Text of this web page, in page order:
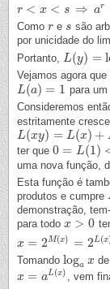
r < x < s ⇒ ar
r< x< s⇒a <a x<a s⇒
Como r
r e s
s são
por unicidade do
Portanto,
L(y) =
L(y)= loga
Vejamos agora
L(a) = 1
L(a)= 1 para
Consideremos
estritamente
L(xy) = L(x) +
L(xy)=L (x) +L(y)
ter que 0 = L(1)
0=L( 1)< L( 2 )
uma nova função,
Esta função é
produtos e cumpre
demonstração,
para todo x > 0
x>0
x = 2 M(x) = 2 L (x
x=2M(x)=2 (x) /b=(2
Tomando loga x
logax
x = aL (x)
x=aL (x) , vem